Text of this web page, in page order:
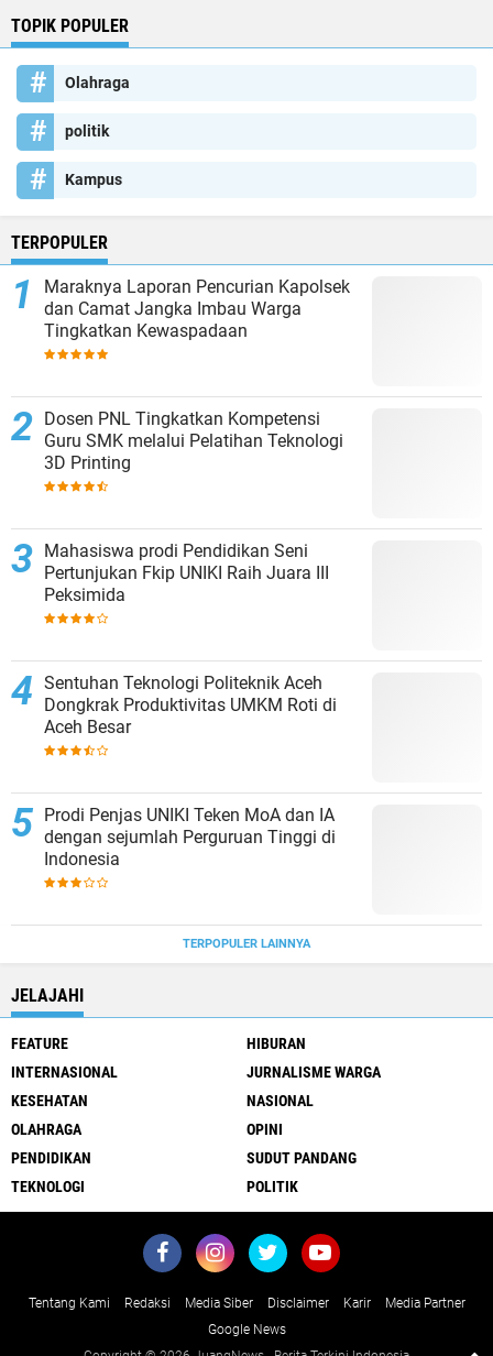
TOPIK POPULER
Olahraga
politik
Kampus
TERPOPULER
Maraknya Laporan Pencurian Kapolsek
dan Camat Jangka Imbau Warga
Tingkatkan Kewaspadaan
Dosen PNL Tingkatkan Kompetensi
Guru SMK melalui Pelatihan Teknologi
3D Printing
Mahasiswa prodi Pendidikan Seni
Pertunjukan Fkip UNIKI Raih Juara III
Peksimida
Sentuhan Teknologi Politeknik Aceh
Dongkrak Produktivitas UMKM Roti di
Aceh Besar
Prodi Penjas UNIKI Teken MoA dan IA
dengan sejumlah Perguruan Tinggi di
Indonesia
TERPOPULER LAINNYA
JELAJAHI
FEATURE
HIBURAN
INTERNASIONAL
JURNALISME WARGA
KESEHATAN
NASIONAL
OLAHRAGA
OPINI
PENDIDIKAN
SUDUT PANDANG
TEKNOLOGI
POLITIK
Tentang Kami Redaksi Media Siber Disclaimer Karir
Media Partner
Google News